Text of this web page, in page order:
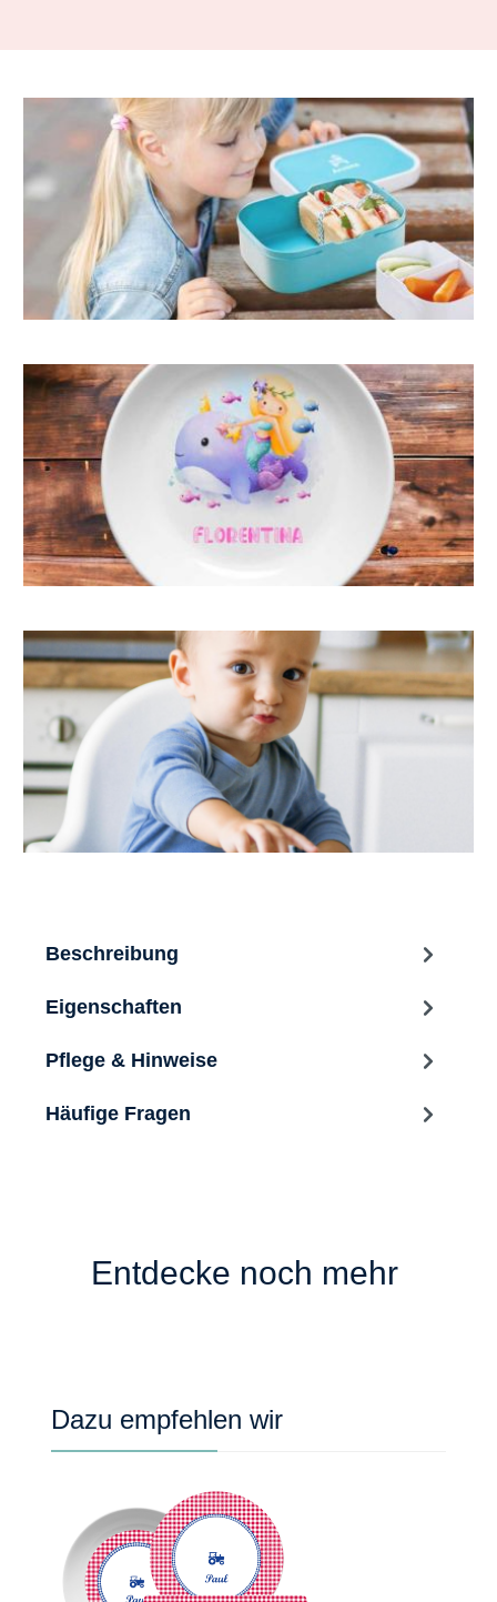
Beschreibung
Eigenschaften
Pflege & Hinweise
Häufige Fragen
Entdecke noch mehr
Produktgalerie überspringen
Dazu empfehlen wir